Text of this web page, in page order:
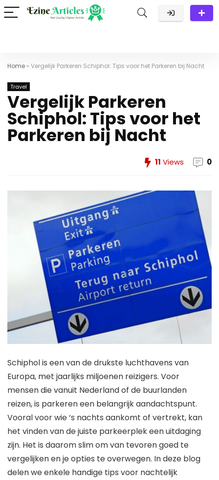
Home » Vergelijk Parkeren Schiphol: Tips voor het Parkeren bij Nacht
Travel
Vergelijk Parkeren
Schiphol: Tips voor het
Parkeren bij Nacht
11 Views 0
Schiphol is een van de drukste luchthavens van
Europa, met jaarlijks miljoenen reizigers. Voor
mensen die vanuit Nederland of de buurlanden
reizen, is parkeren een belangrijk aandachtspunt.
Vooral voor wie ‘s nachts aankomt of vertrekt, kan
het vinden van de juiste parkeerplek een uitdaging
zijn. Het is daarom slim om van tevoren goed te
vergelijken en je opties te overwegen. In deze blog
delen we enkele handige tips voor nachtelijk